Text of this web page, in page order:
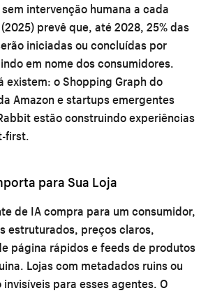
intervenção humana a cada
prevê que, até 2028, 25% das
iniciadas ou concluídas por
em nome dos consumidores.
existem: o Shopping Graph do
Amazon e startups emergentes
estão construindo experiências
first.
para Sua Loja
de IA compra para um consumidor,
estruturados, preços claros,
página rápidos e feeds de produtos
Lojas com metadados ruins ou
invisíveis para esses agentes. O